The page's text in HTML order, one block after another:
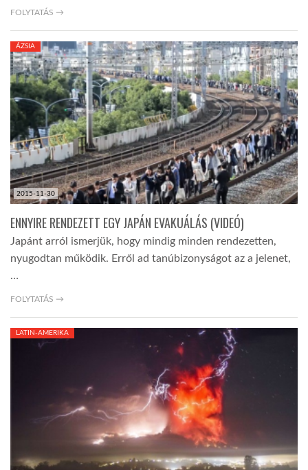
FOLYTATÁS →
2015-11-30
ÁZSIA
ENNYIRE RENDEZETT EGY JAPÁN EVAKUÁLÁS (VIDEÓ)
Japánt arról ismerjük, hogy mindig minden rendezetten,
nyugodtan működik. Erről ad tanúbizonyságot az a jelenet,
…
FOLYTATÁS →
LATIN-AMERIKA